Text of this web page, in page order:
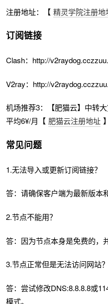
注册地址：【 精灵学院注册地
订阅链接
Clash：http://
V2ray：http://
机场推荐3：【肥猫云】中转
平均6¥/月【 肥猫云注册地址 】
常见问题
1.无法导入或更新订阅链接？
答：请确保客户端为最新版本
2.节点不能用？
答：因为节点本身是免费的，
3.节点正常但是无法访问网站？
答：尝试修改DNS:8.8.8.8或
模式。